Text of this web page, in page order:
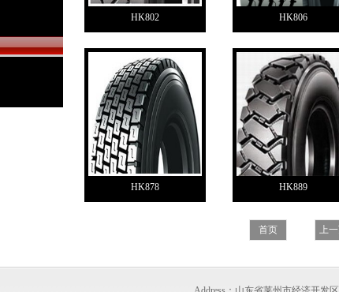
HK802 HK806
HK878 HK889
首页 上